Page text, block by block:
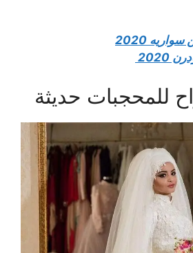
2020
للمحجبات حديثة